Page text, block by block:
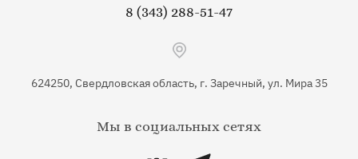
8 (343) 288-51-47
624250, Свердловская область, г. Заречный, ул. Мира 35
Мы в социальных сетях